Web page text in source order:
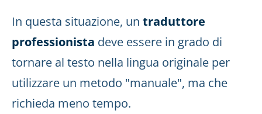
In questa situazione, un traduttore
professionista deve essere in grado di
tornare al testo nella lingua originale per
utilizzare un metodo "manuale", ma che
richieda meno tempo.